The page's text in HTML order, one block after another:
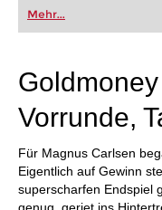
oder bereits auf
FRITZ trainieren Sie
individueller als je zuvor.
Mehr...
Vorrunde,
Für Magnus Carlsen
Eigentlich auf Gewinn
superscharfen Endspiel